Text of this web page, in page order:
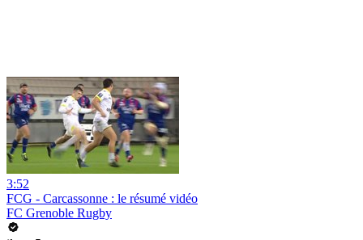
3:52
FCG - Carcassonne : le résumé vidéo
FC Grenoble Rugby